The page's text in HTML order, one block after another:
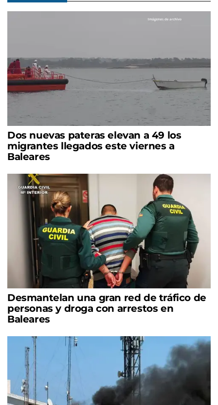
Dos nuevas pateras elevan a 49 los
migrantes llegados este viernes a
Baleares
Desmantelan una gran red de tráfico de
personas y droga con arrestos en
Baleares